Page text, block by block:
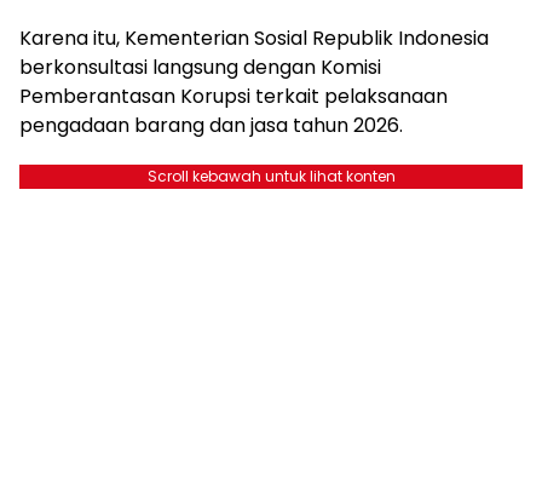
Karena itu, Kementerian Sosial Republik Indonesia
berkonsultasi langsung dengan Komisi
Pemberantasan Korupsi terkait pelaksanaan
pengadaan barang dan jasa tahun 2026.
Scroll kebawah untuk lihat konten